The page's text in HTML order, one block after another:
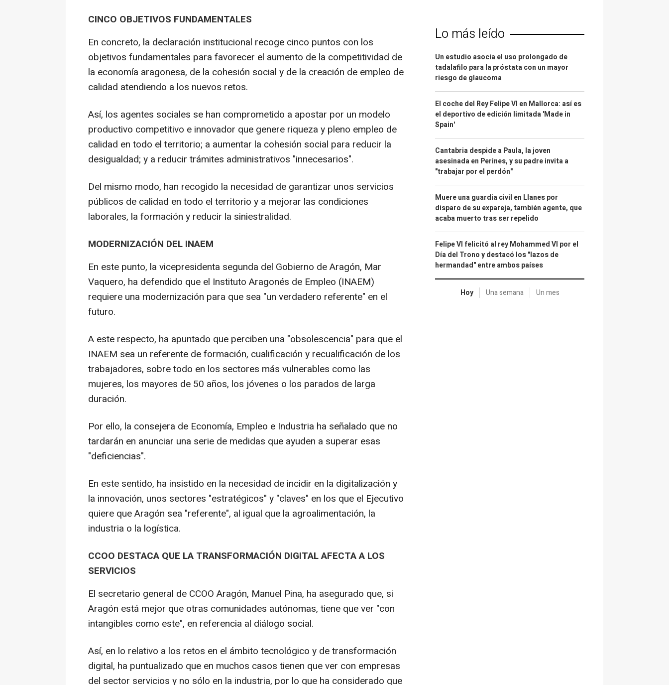
CINCO OBJETIVOS FUNDAMENTALES
En concreto, la declaración institucional recoge cinco puntos con los
objetivos fundamentales para favorecer el aumento de la competitividad de
la economía aragonesa, de la cohesión social y de la creación de empleo de
calidad atendiendo a los nuevos retos.
Así, los agentes sociales se han comprometido a apostar por un modelo
productivo competitivo e innovador que genere riqueza y pleno empleo de
calidad en todo el territorio; a aumentar la cohesión social para reducir la
desigualdad; y a reducir trámites administrativos "innecesarios".
Del mismo modo, han recogido la necesidad de garantizar unos servicios
públicos de calidad en todo el territorio y a mejorar las condiciones
laborales, la formación y reducir la siniestralidad.
MODERNIZACIÓN DEL INAEM
En este punto, la vicepresidenta segunda del Gobierno de Aragón, Mar
Vaquero, ha defendido que el Instituto Aragonés de Empleo (INAEM)
requiere una modernización para que sea "un verdadero referente" en el
futuro.
A este respecto, ha apuntado que perciben una "obsolescencia" para que el
INAEM sea un referente de formación, cualificación y recualificación de los
trabajadores, sobre todo en los sectores más vulnerables como las
mujeres, los mayores de 50 años, los jóvenes o los parados de larga
duración.
Por ello, la consejera de Economía, Empleo e Industria ha señalado que no
tardarán en anunciar una serie de medidas que ayuden a superar esas
"deficiencias".
En este sentido, ha insistido en la necesidad de incidir en la digitalización y
la innovación, unos sectores "estratégicos" y "claves" en los que el Ejecutivo
quiere que Aragón sea "referente", al igual que la agroalimentación, la
industria o la logística.
CCOO DESTACA QUE LA TRANSFORMACIÓN DIGITAL AFECTA A LOS
SERVICIOS
El secretario general de CCOO Aragón, Manuel Pina, ha asegurado que, si
Aragón está mejor que otras comunidades autónomas, tiene que ver "con
intangibles como este", en referencia al diálogo social.
Así, en lo relativo a los retos en el ámbito tecnológico y de transformación
digital, ha puntualizado que en muchos casos tienen que ver con empresas
del sector servicios y no sólo en la industria, por lo que ha considerado que
Lo más leído
Un estudio asocia el uso prolongado de
tadalafilo para la próstata con un mayor
riesgo de glaucoma
El coche del Rey Felipe VI en Mallorca: así es
el deportivo de edición limitada 'Made in
Spain'
Cantabria despide a Paula, la joven
asesinada en Perines, y su padre invita a
"trabajar por el perdón"
Muere una guardia civil en Llanes por
disparo de su expareja, también agente, que
acaba muerto tras ser repelido
Felipe VI felicitó al rey Mohammed VI por el
Día del Trono y destacó los "lazos de
hermandad" entre ambos países
Hoy Una semana Un mes